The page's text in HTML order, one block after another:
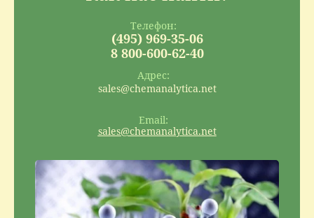
Телефон:
(495) 969-35-06
8 800-600-62-40
Адрес:
sales@chemanalytica.net
Email:
sales@chemanalytica.net